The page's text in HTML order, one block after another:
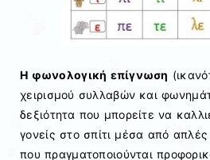
Η φωνολογική επίγνωση
χειρισμού συλλαβών και
δεξιότητα που μπορείτε να
γονείς στο σπίτι μέσα από
που πραγματοποιούνται